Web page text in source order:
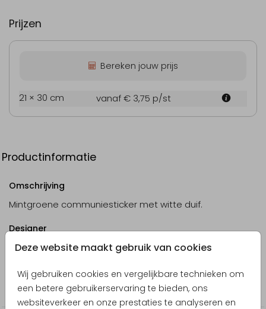
Deze website maakt gebruik van cookies
Wij gebruiken cookies en vergelijkbare technieken om
een betere gebruikerservaring te bieden, ons
websiteverkeer en onze prestaties te analyseren en
Prijzen
Bereken jouw prijs
21 × 30 cm vanaf € 3,75 p/st
Productinformatie
Omschrijving
Mintgroene communiesticker met witte duif.
Designer
Made for Moments
Collectie
Sticker